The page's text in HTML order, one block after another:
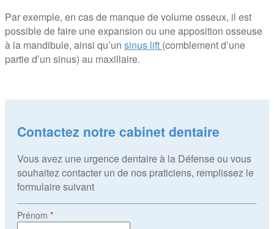
Par exemple, en cas de manque de volume osseux, il est
possible de faire une expansion ou une apposition osseuse
à la mandibule, ainsi qu’un sinus lift (comblement d’une
partie d’un sinus) au maxillaire.
Contactez notre cabinet dentaire
Vous avez une urgence dentaire à la Défense ou vous
souhaitez contacter un de nos praticiens, remplissez le
formulaire suivant
Prénom *